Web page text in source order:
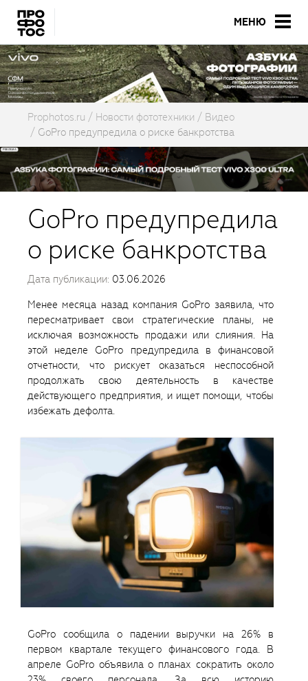
МЕНЮ
Prophotos.ru Новости фототехники
Видео
GoPro предупредила о риске банкротства
GoPro предупредила
о риске банкротства
Дата публикации: 03.06.2026
Менее месяца назад компания GoPro заявила, что
пересматривает свои стратегические планы, не
исключая возможность продажи или слияния. На
этой неделе GoPro предупредила в финансовой
отчетности, что рискует оказаться неспособной
продолжать свою деятельность в качестве
действующего предприятия, и ищет помощи, чтобы
избежать дефолта.
GoPro сообщила о падении выручки на 26% в
первом квартале текущего финансового года. В
апреле GoPro объявила о планах сократить около